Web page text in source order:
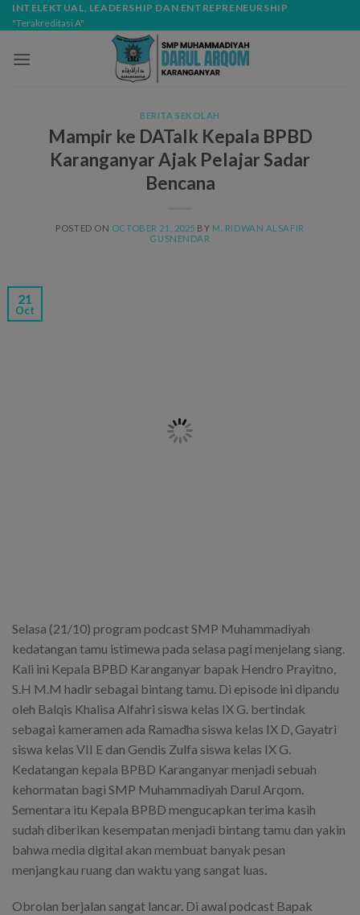
Skip
to
INTELEKTUAL, LEADERSHIP DAN ENTREPRENEURSHIP
"Terakreditasi A"
BERITA SEKOLAH
Mampir ke DATalk Kepala BPBD
Karanganyar Ajak Pelajar Sadar
Bencana
POSTED ON OCTOBER 21, 2025 BY M. RIDWAN ALSAFIR
GUSNENDAR
21
Oct
Selasa (21/10) program podcast SMP Muhammadiyah
kedatangan tamu istimewa pada selasa pagi menjelang siang.
Kali ini Kepala BPBD Karanganyar bapak Hendro Prayitno,
S.H M.M hadir sebagai bintang tamu. Di episode ini dipandu
oleh Balqis Khalisa Alfahri siswa kelas IX G. bertindak
sebagai kameramen ada Ramadha siswa kelas IX D, Gayatri
siswa kelas VII E dan Gendis Zulfa siswa kelas IX G.
Kedatangan kepala BPBD Karanganyar menjadi sebuah
kehormatan bagi SMP Muhammadiyah Darul Arqom.
Sementara itu Kepala BPBD mengucapkan terima kasih
sudah diberikan kesempatan menjadi bintang tamu dan yakin
bahwa media digital akan membuat banyak pesan
menjangkau ruang dan waktu yang sangat luas.
Obrolan berjalan sangat lancar. Di awal podcast Bapak
modal-check